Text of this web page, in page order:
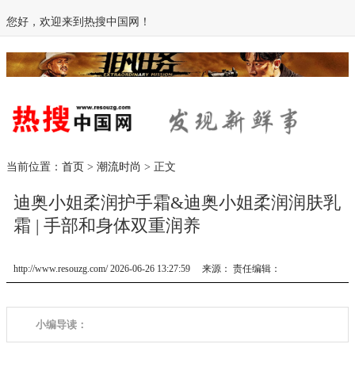
您好，欢迎来到热搜中国网！
当前位置： 首页 > 潮流时尚 > 正文
迪奥小姐柔润护手霜&迪奥小姐柔润润肤乳
霜 | 手部和身体双重润养
http://www.resouzg.com/ 2026-06-26 13:27:59 来源： 责任编辑：
小编导读：